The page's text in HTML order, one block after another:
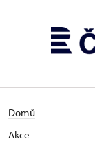
Domů
Akce